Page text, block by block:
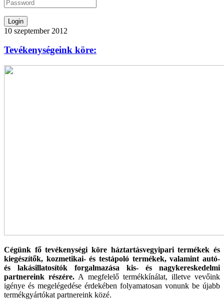
10 szeptember 2012
Tevékenységeink köre:
Cégünk fő tevékenységi köre háztartásvegyipari termékek és
kiegészítők, kozmetikai- és testápoló termékek, valamint autó-
és lakásillatosítók forgalmazása kis- és nagykereskedelmi
partnereink részére. A megfelelő termékkínálat, illetve vevőink
igénye és megelégedése érdekében folyamatosan vonunk be újabb
termékgyártókat partnereink közé.